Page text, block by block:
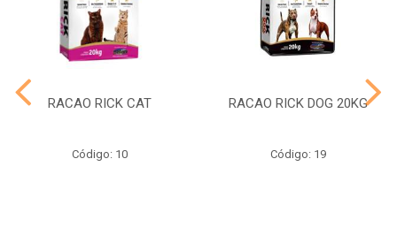
RACAO RICK CAT
Código: 10
RACAO RICK DOG 20KG
Código: 19